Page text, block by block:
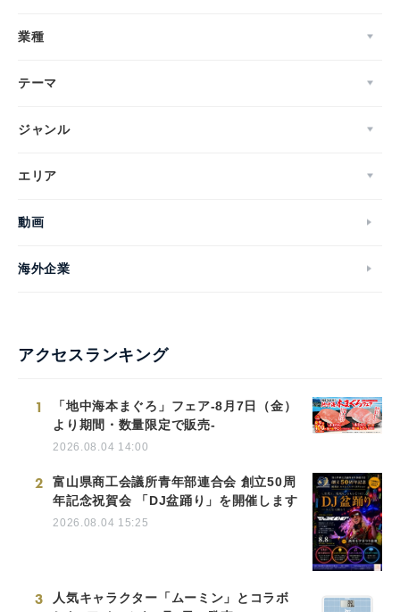
業種
テーマ
ジャンル
エリア
動画
海外企業
アクセスランキング
1
「地中海本まぐろ」フェア-8月7日（金）
より期間・数量限定で販売-
2026.08.04 14:00
2
富山県商工会議所青年部連合会 創立50周
年記念祝賀会 「DJ盆踊り」を開催します
2026.08.04 15:25
3
人気キャラクター「ムーミン」とコラボ